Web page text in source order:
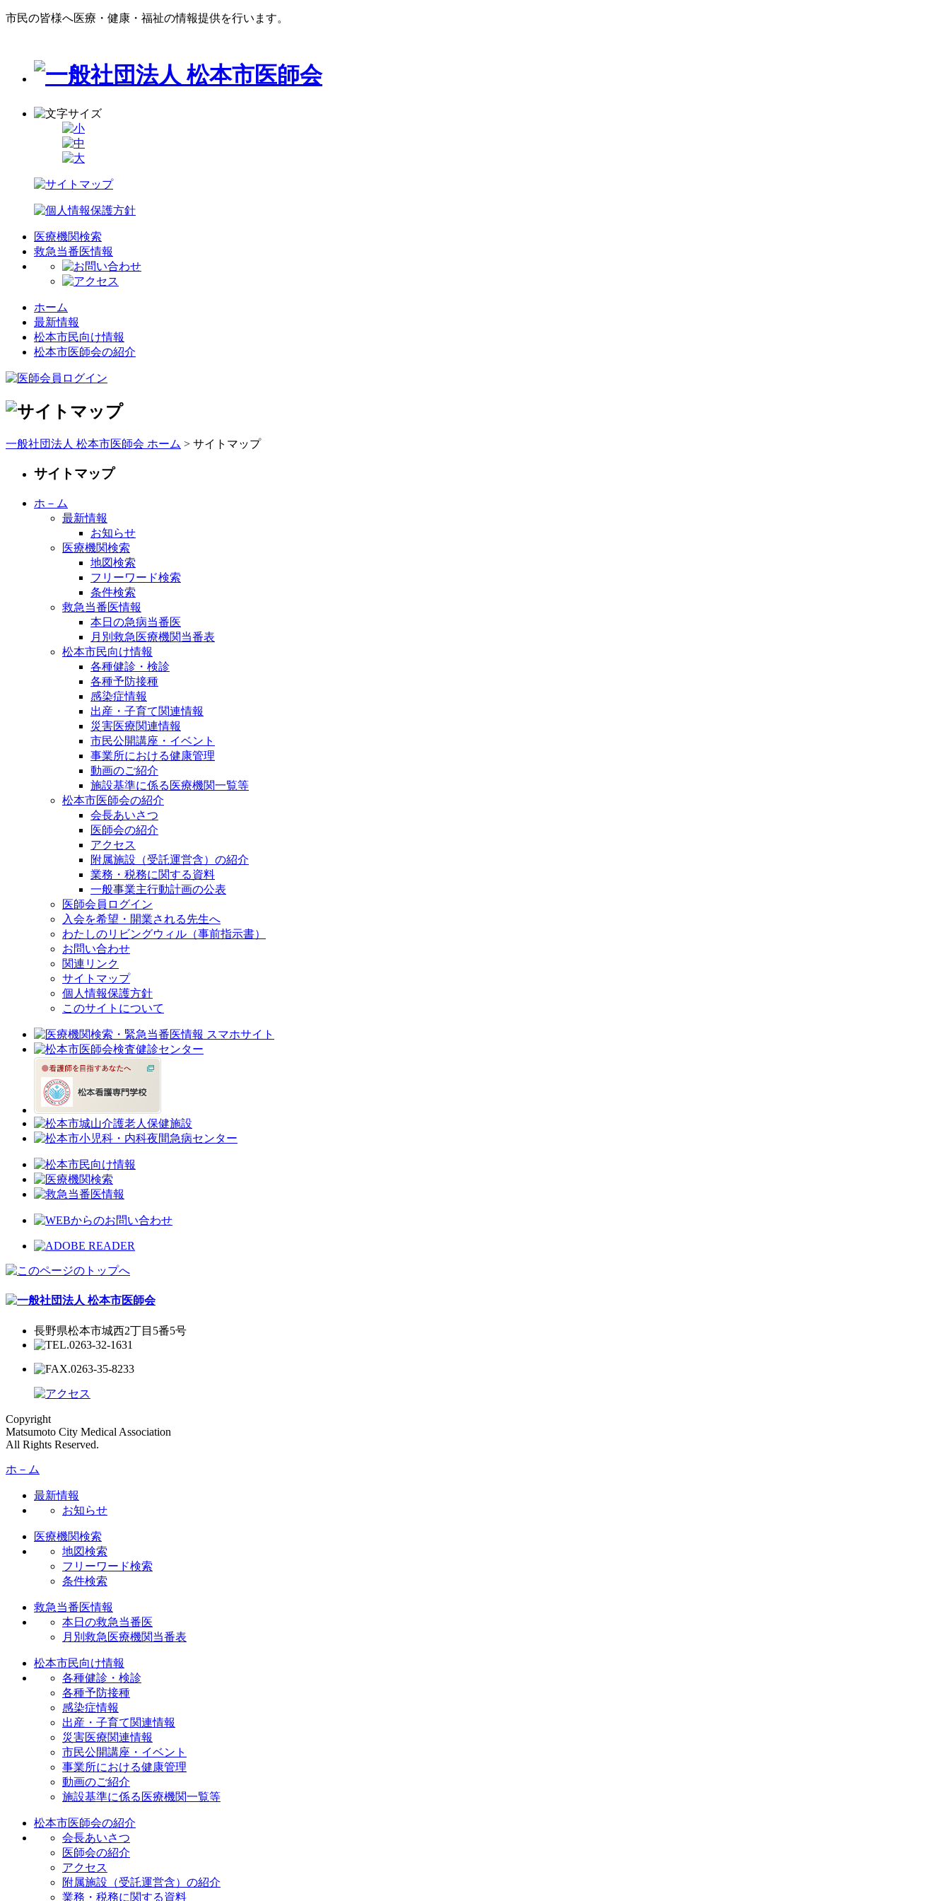
市民の皆様へ医療・健康・福祉の情報提供を行います。
医療機関検索
救急当番医情報
ホーム
最新情報
松本市民向け情報
松本市医師会の紹介
一般社団法人 松本市医師会 ホーム > サイトマップ
サイトマップ
ホ－ム
最新情報
お知らせ
医療機関検索
地図検索
フリーワード検索
条件検索
救急当番医情報
本日の急病当番医
月別救急医療機関当番表
松本市民向け情報
各種健診・検診
各種予防接種
感染症情報
出産・子育て関連情報
災害医療関連情報
市民公開講座・イベント
事業所における健康管理
動画のご紹介
施設基準に係る医療機関一覧等
松本市医師会の紹介
会長あいさつ
医師会の紹介
アクセス
附属施設（受託運営含）の紹介
業務・税務に関する資料
一般事業主行動計画の公表
医師会員ログイン
入会を希望・開業される先生へ
わたしのリビングウィル（事前指示書）
お問い合わせ
関連リンク
サイトマップ
個人情報保護方針
このサイトについて
長野県松本市城西2丁目5番5号
Copyright
Matsumoto City Medical Association
All Rights Reserved.
ホ－ム
最新情報
お知らせ
医療機関検索
地図検索
フリーワード検索
条件検索
救急当番医情報
本日の救急当番医
月別救急医療機関当番表
松本市民向け情報
各種健診・検診
各種予防接種
感染症情報
出産・子育て関連情報
災害医療関連情報
市民公開講座・イベント
事業所における健康管理
動画のご紹介
施設基準に係る医療機関一覧等
松本市医師会の紹介
会長あいさつ
医師会の紹介
アクセス
附属施設（受託運営含）の紹介
業務・税務に関する資料